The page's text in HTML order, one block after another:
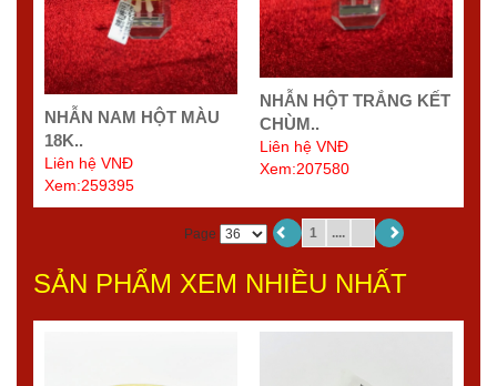
NHẪN NAM HỘT MÀU
18K..
Liên hệ VNĐ
Xem:259395
NHẪN HỘT TRẮNG KẾT
CHÙM..
Liên hệ VNĐ
Xem:207580
Page 1 ....
SẢN PHẨM XEM NHIỀU NHẤT